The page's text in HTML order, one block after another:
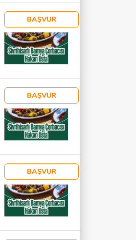
BAŞVUR
BAŞVUR
BAŞVUR